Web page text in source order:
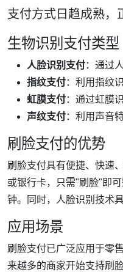
支付方式日趋成熟，
生物识别支付类型
人脸识别支付：通过
指纹支付：利用指纹
虹膜支付：通过虹膜
声纹支付：利用声音
刷脸支付的优势
刷脸支付具有便捷、快速
或银行卡，只需"刷脸"即
钟。同时，人脸识别技术
应用场景
刷脸支付已广泛应用于零
来越多的商家开始支持刷